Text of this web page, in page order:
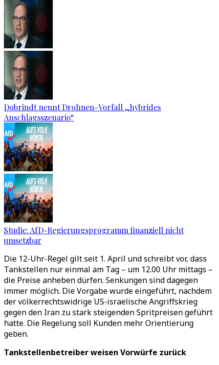
Dobrindt nennt Drohnen-Vorfall „hybrides
Anschlagsszenario“
Studie: AfD-Regierungsprogramm finanziell nicht
umsetzbar
Die 12-Uhr-Regel gilt seit 1. April und schreibt vor, dass
Tankstellen nur einmal am Tag – um 12.00 Uhr mittags –
die Preise anheben dürfen. Senkungen sind dagegen
immer möglich. Die Vorgabe wurde eingeführt, nachdem
der völkerrechtswidrige US-israelische Angriffskrieg
gegen den Iran zu stark steigenden Spritpreisen geführt
hatte. Die Regelung soll Kunden mehr Orientierung
geben.
Tankstellenbetreiber weisen Vorwürfe zurück